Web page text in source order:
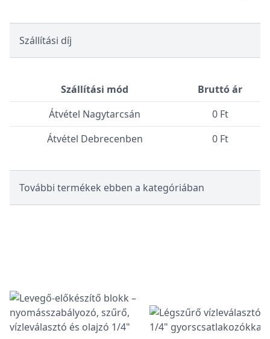
Szállítási díj
Szállítási mód
Bruttó ár
Átvétel Nagytarcsán
0 Ft
Átvétel Debrecenben
0 Ft
További termékek ebben a kategóriában